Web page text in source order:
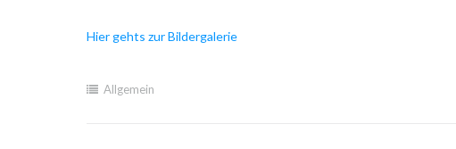
Hier gehts zur Bildergalerie
Allgemein